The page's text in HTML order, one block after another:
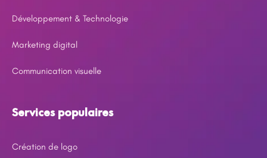
Développement & Technologie
Marketing digital
Communication visuelle
Services populaires
Création de logo